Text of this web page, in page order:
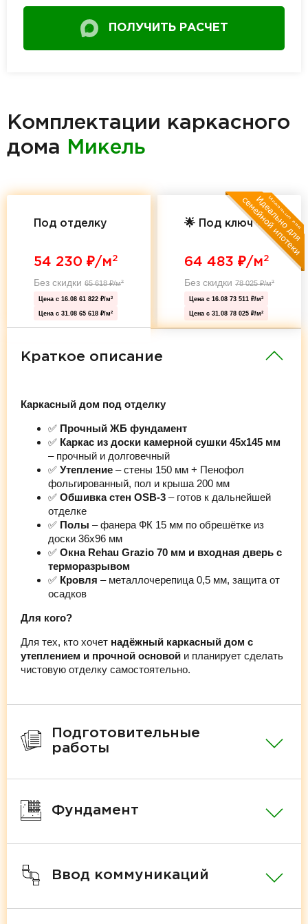
ПОЛУЧИТЬ РАСЧЕТ
Комплектации каркасного
дома
Микель
Под отделку
54 230 ₽/м2
Без скидки 65 618₽/м2
Цена с 16.08 61 822 ₽/м2
Цена с 31.08 65 618 ₽/м2
🌟 Под ключ 🌟
64 483 ₽/м2
Без скидки 78 025₽/м2
Цена с 16.08 73 511 ₽/м2
Цена с 31.08 78 025 ₽/м2
Краткое описание
Каркасный дом под отделку
✅ Прочный ЖБ фундамент
✅ Каркас из доски камерной сушки 45х145 мм
– прочный и долговечный
✅ Утепление – стены 150 мм + Пенофол
фольгированный, пол и крыша 200 мм
✅ Обшивка стен OSB-3 – готов к дальнейшей
отделке
✅ Полы – фанера ФК 15 мм по обрешётке из
доски 36х96 мм
✅ Окна Rehau Grazio 70 мм и входная дверь с
терморазрывом
✅ Кровля – металлочерепица 0,5 мм, защита от
осадков
Для кого?
Для тех, кто хочет надёжный каркасный дом с
утеплением и прочной основой и планирует сделать
чистовую отделку самостоятельно.
Подготовительные
работы
Фундамент
Ввод коммуникаций